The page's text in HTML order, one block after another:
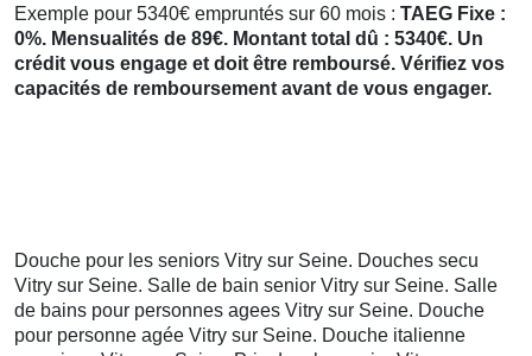
Exemple pour 5340€ empruntés sur 60 mois : TAEG Fixe :
0%. Mensualités de 89€. Montant total dû : 5340€. Un
crédit vous engage et doit être remboursé. Vérifiez vos
capacités de remboursement avant de vous engager.
Douche pour les seniors Vitry sur Seine. Douches secu
Vitry sur Seine. Salle de bain senior Vitry sur Seine. Salle
de bains pour personnes agees Vitry sur Seine. Douche
pour personne agée Vitry sur Seine. Douche italienne